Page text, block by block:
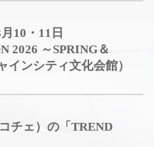
10・11日
2026 ～SPRING＆
ンシティ文化会館）
チェ）の「TREND